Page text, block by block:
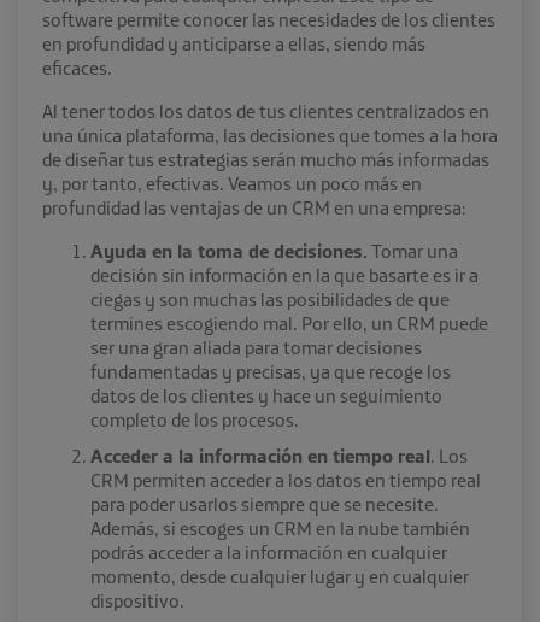
software permite conocer las necesidades de los clientes
en profundidad y anticiparse a ellas, siendo más
eficaces.
Al tener todos los datos de tus clientes centralizados en
una única plataforma, las decisiones que tomes a la hora
de diseñar tus estrategias serán mucho más informadas
y, por tanto, efectivas. Veamos un poco más en
profundidad las ventajas de un CRM en una empresa:
Ayuda en la toma de decisiones. Tomar una
decisión sin información en la que basarte es ir a
ciegas y son muchas las posibilidades de que
termines escogiendo mal. Por ello, un CRM puede
ser una gran aliada para tomar decisiones
fundamentadas y precisas, ya que recoge los
datos de los clientes y hace un seguimiento
completo de los procesos.
Acceder a la información en tiempo real. Los
CRM permiten acceder a los datos en tiempo real
para poder usarlos siempre que se necesite.
Además, si escoges un CRM en la nube también
podrás acceder a la información en cualquier
momento, desde cualquier lugar y en cualquier
dispositivo.